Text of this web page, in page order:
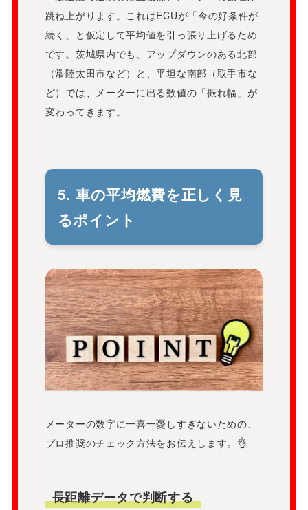
跳ね上がります。これはECUが「今の好条件が
続く」と仮定して平均値を引っ張り上げるため
です。茨城県内でも、アップダウンのある北部
（常陸太田市など）と、平坦な南部（取手市な
ど）では、メーターに出る数値の「振れ幅」が
変わってきます。
5. 車の平均燃費を正しく見
るポイント
メーターの数字に一喜一憂しすぎないための、
プロ推奨のチェック方法をお伝えします。👌
長距離データで判断する